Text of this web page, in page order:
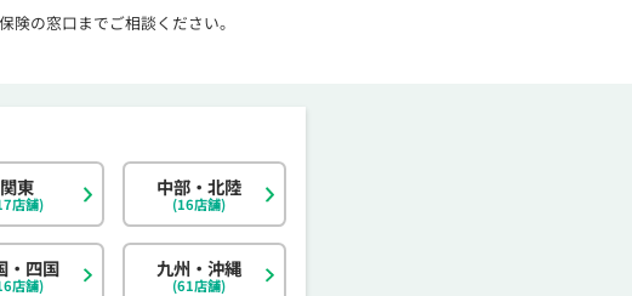
の窓口までご相談ください。
関東
店舗)
中部・北陸
(16店舗)
・四国
店舗)
九州・沖縄
(61店舗)